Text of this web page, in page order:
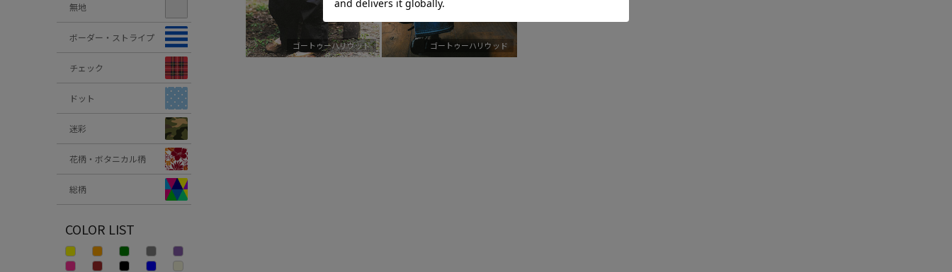
無地
ボーダー・ストライプ
チェック
ドット
迷彩
花柄・ボタニカル柄
総柄
COLOR LIST
ゴートゥーハリウッド ゴートゥーハリウッド